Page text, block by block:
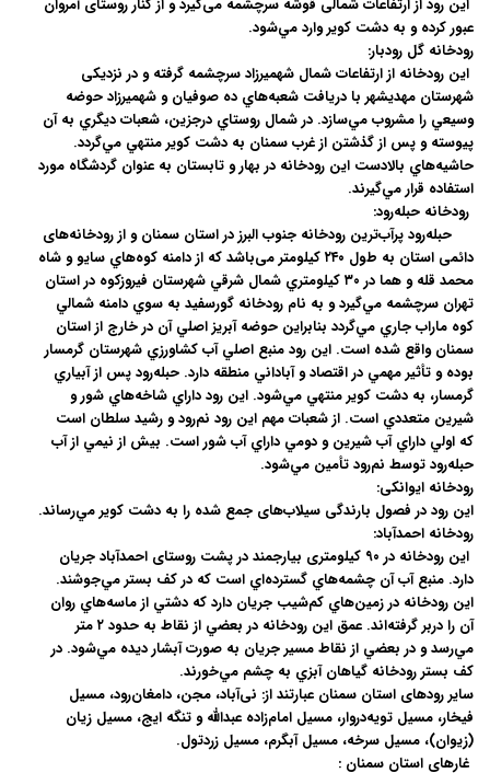
این رود از ارتفاعات شمالی قوشه سرچشمه می‌گیرد و از کنار روستای آمروان
عبور کرده و به دشت کوير وارد مي‌شود.
رودخانه گل رودبار:
این رودخانه از ارتفاعات شمال شهمیرزاد سرچشمه گرفته و در نزدیکی
شهرستان مهدیشهر با دريافت شعبه‌هاي ده صوفيان و شهميرزاد حوضه
وسيعي را مشروب مي‌سازد. در شمال روستاي درجزين، شعبات ديگري به آن
پيوسته و پس از گذشتن از غرب سمنان به دشت کوير منتهي مي‌گردد.
حاشيه‌هاي بالادست اين رودخانه در بهار و تابستان به عنوان گردشگاه مورد
استفاده قرار مي‌گيرند.
رودخانه حبله‌رود:
حبله‌رود پرآب‌ترین رودخانه جنوب البرز در استان سمنان و از رودخانه‌های
دائمی استان به طول ۲۴۰ کیلومتر می‌باشد که از دامنه کوه‌هاي سايو و شاه
محمد قله و هما در ۳۰ کيلومتري شمال شرقي شهرستان فيروزکوه در استان
تهران سرچشمه مي‌گيرد و به نام رودخانه گورسفيد به سوي دامنه شمالي
كوه ماراب جاري مي‌گردد بنابراين حوضه آبريز اصلي آن در خارج از استان
سمنان واقع شده است. اين رود منبع اصلي آب كشاورزي شهرستان گرمسار
بوده و تأثير مهمي در اقتصاد و آباداني منطقه دارد. حبله‌رود پس از آبياري
گرمسار، به دشت كوير منتهي مي‌شود. اين رود داراي شاخه‌هاي شور و
شيرين متعددي است. از شعبات مهم اين رود نم‌رود و رشيد سلطان است
كه اولي داراي آب شيرين و دومي داراي آب شور است. بيش از نيمي از آب
حبله‌رود توسط نم‌رود تأمين مي‌شود.
رودخانه ایوانکی:
این رود در فصول بارندگی سیلاب‌های جمع شده را به دشت کویر مي‌رساند.
رودخانه احمدآباد:
این رودخانه در ۹۰ کیلومتری بیارجمند در پشت روستای احمدآباد جريان
دارد. منبع آب آن چشمه‌هاي گسترده‌اي است که در کف بستر مي‌جوشند.
اين رودخانه در زمين‌هاي کم‌شيب جريان دارد که دشتي از ماسه‌هاي روان
آن را دربر گرفته‌اند. عمق اين رودخانه در بعضي از نقاط به حدود ۲ متر
مي‌رسد و در بعضي از نقاط مسير جريان به صورت آبشار ديده مي‌شود. در
كف بستر رودخانه گياهان آبزي به چشم مي‌خورند.
سایر رودهای استان سمنان عبارتند از: نی‌آباد، مجن، دامغان‌رود، مسیل
فیخار، مسيل تويه‌دروار، مسيل امام‌زاده عبدالله و تنگه ايج، مسيل زيان
(زيوان)، مسيل سرخه، مسيل آبگرم، مسيل زردتول.
غارهای استان سمنان :